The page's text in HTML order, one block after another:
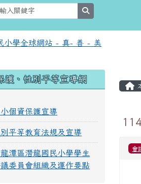
會
護、性別平等宣導網
個資保護宣導
平等教育法規及宣導
潭區潛龍國民小學學生
委員會組織及運作要點